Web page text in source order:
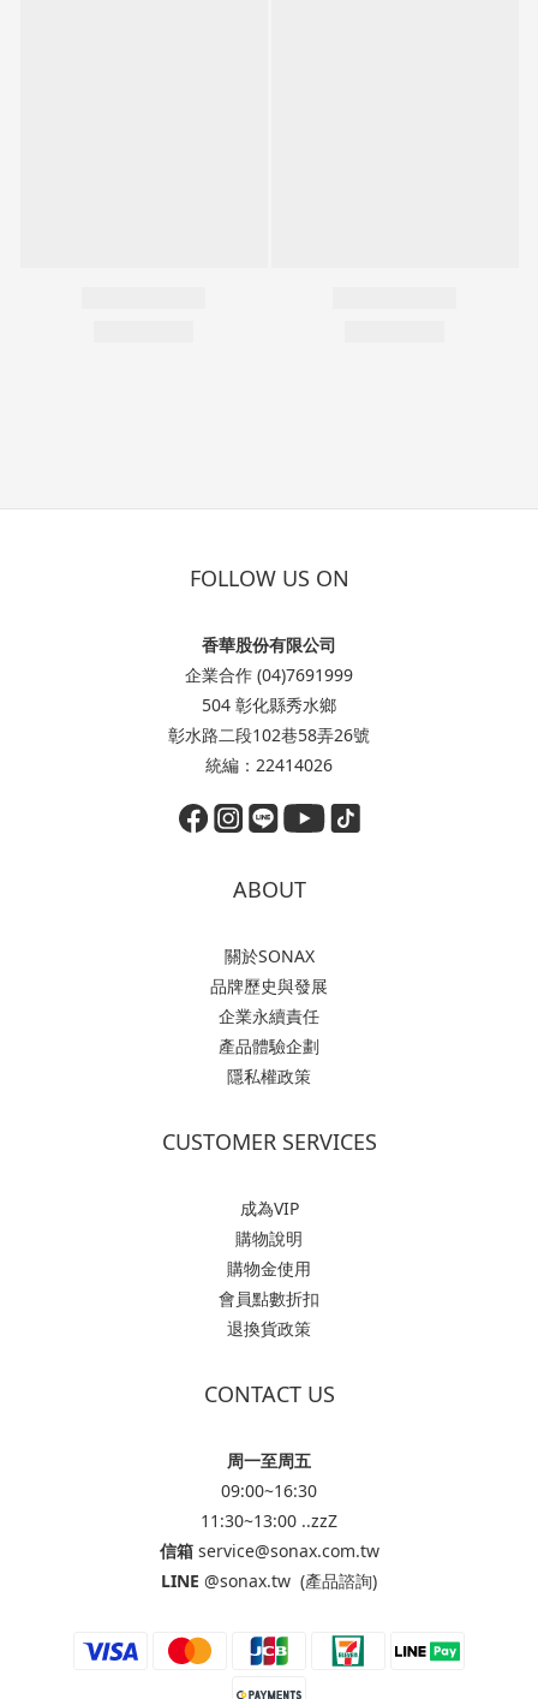
FOLLOW US ON
香華股份有限公司
企業合作 (04)7691999
504 彰化縣秀水鄉
彰水路二段102巷58弄26號
統編：22414026
ABOUT
關於SONAX
品牌歷史與發展
企業永續責任
產品體驗企劃
隱私權政策
CUSTOMER SERVICES
成為VIP
購物說明
購物金使用
會員點數折扣
退換貨政策
CONTACT US
周一至周五
09:00~16:30
11:30~13:00 ..zzZ
信箱service@sonax.com.tw
LINE @sonax.tw (產品諮詢)